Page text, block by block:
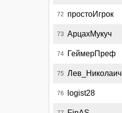
72 простоИгрок
73 АрцахМукуч
74 ГеймерПреф
75 Лев_Николаич
76 logist28